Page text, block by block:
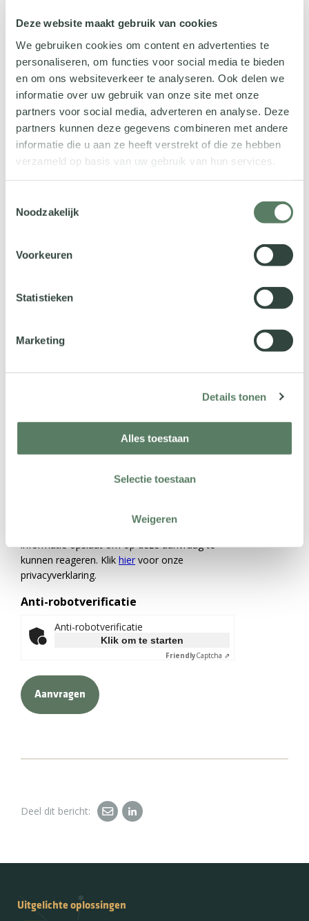
Deze website maakt gebruik van cookies
We gebruiken cookies om content en advertenties te
personaliseren, om functies voor social media te bieden
en om ons websiteverkeer te analyseren. Ook delen we
informatie over uw gebruik van onze site met onze
partners voor social media, adverteren en analyse. Deze
partners kunnen deze gegevens combineren met andere
informatie die u aan ze heeft verstrekt of die ze hebben
verzameld op basis van uw gebruik van hun services.
Noodzakelijk
Voorkeuren
Statistieken
Marketing
Details tonen
Alles toestaan
Selectie toestaan
Weigeren
Klinieken
Samenwerkingsverbanden
Werkt jouw organisatie samen met
een IT-partner?
weten of je al een IT-partner hebt, kunnen
jouw aanvraag.
informatie opslaat om op deze aanvraag te
kunnen reageren. Klik hiervoor onze
privacyverklaring.
Anti-robotverificatie
Anti-robotverificatie
Klik om te starten
FriendlyCaptcha ⇗
Deel dit bericht:
Uitgelichte oplossingen